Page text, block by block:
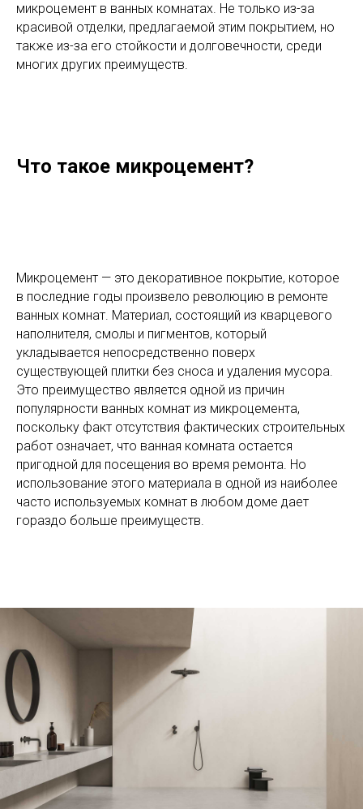
микроцемент в ванных комнатах. Не только из-за
красивой отделки, предлагаемой этим покрытием, но
также из-за его стойкости и долговечности, среди
многих других преимуществ.
Что такое микроцемент?
Микроцемент — это декоративное покрытие, которое
в последние годы произвело революцию в ремонте
ванных комнат. Материал, состоящий из кварцевого
наполнителя, смолы и пигментов, который
укладывается непосредственно поверх
существующей плитки без сноса и удаления мусора.
Это преимущество является одной из причин
популярности ванных комнат из микроцемента,
поскольку факт отсутствия фактических строительных
работ означает, что ванная комната остается
пригодной для посещения во время ремонта. Но
использование этого материала в одной из наиболее
часто используемых комнат в любом доме дает
гораздо больше преимуществ.